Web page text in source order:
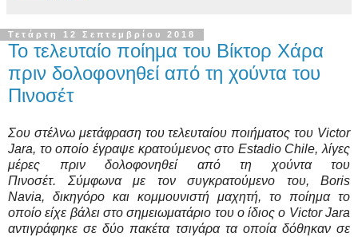
Τετάρτη 12 Σεπτεμβρίου 2018
Το τελευταίο ποίημα του Βίκτορ Χάρα
πριν δολοφονηθεί από τη χούντα του
Πινοσέτ
Σου στέλνω μετάφραση του τελευταίου ποιήματος του Victor
Jara, το οποίο έγραψε κρατούμενος στο Estadio Chile, λίγες
μέρες πριν δολοφονηθεί από τη χούντα του
Πινοσέτ. Σύμφωνα με τον συγκρατούμενο του, Boris
Navia, δικηγόρο και κομμουνιστή μαχητή, το ποίημα το
οποίο είχε βάλει στο σημειωματάριο του ο ίδιος ο Victor Jara
αντιγράφηκε σε δύο πακέτα τσιγάρα τα οποία δόθηκαν σε